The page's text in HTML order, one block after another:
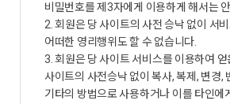
비밀번호를 제3자에게 이용하게 해서는
2. 회원은 당 사이트의 사전 승낙 없이 서
어떠한 영리행위도 할 수 없습니다.
3. 회원은 당 사이트 서비스를 이용하여
사이트의 사전승낙 없이 복사, 복제, 변경,
기타의 방법으로 사용하거나 이를 타인에